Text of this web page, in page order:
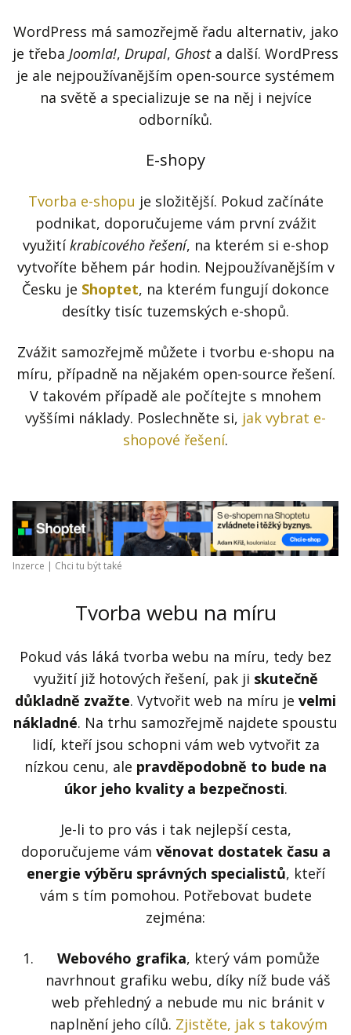
WordPress má samozřejmě řadu alternativ, jako
je třeba Joomla!, Drupal, Ghosta další. WordPress
je ale nejpoužívanějším open-source systémem
na světě a specializuje se na něj i nejvíce
odborníků.
E-shopy
Tvorba e-shopu je složitější. Pokud začínáte
podnikat, doporučujeme vám první zvážit
využitíkrabicového řešení, na kterém si e-shop
vytvoříte během pár hodin. Nejpoužívanějším v
Česku je Shoptet, na kterém fungují dokonce
desítky tisíc tuzemských e-shopů.
Zvážit samozřejmě můžete i tvorbu e-shopu na
míru, případně na nějakém open-source řešení.
V takovém případě ale počítejte s mnohem
vyššími náklady. Poslechněte si, jak vybrat e-
shopové řešení.
Inzerce | Chci tu být také
Tvorba webu na míru
Pokud vás láká tvorba webu na míru, tedy bez
využití již hotových řešení, pak ji skutečně
důkladně zvažte. Vytvořit web na míru je velmi
nákladné. Na trhu samozřejmě najdete spoustu
lidí, kteří jsou schopni vám web vytvořit za
nízkou cenu, ale pravděpodobně to bude na
úkor jeho kvality a bezpečnosti.
Je-li to pro vás i tak nejlepší cesta,
doporučujeme vám věnovat dostatek času a
energie výběru správných specialistů, kteří
vám s tím pomohou. Potřebovat budete
zejména:
Webového grafika, který vám pomůže
navrhnout grafiku webu, díky níž bude váš
web přehledný a nebude mu nic bránit v
naplnění jeho cílů. Zjistěte, jak s takovým